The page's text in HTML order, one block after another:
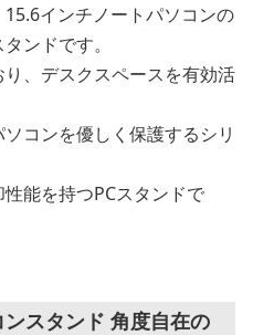
インチノートパソコンの
ンドです。
、デスクスペースを有効活
コンを優しく保護するシリ
能を持つPCスタンドで
スタンド 角度自在の